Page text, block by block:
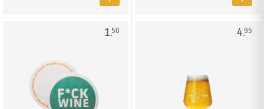
1.50 4.95